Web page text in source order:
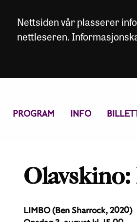
Nettsiden vår plasserer
nettleseren.
PROGRAM INFO
LIMBO (Ben Sharrock, 2020)